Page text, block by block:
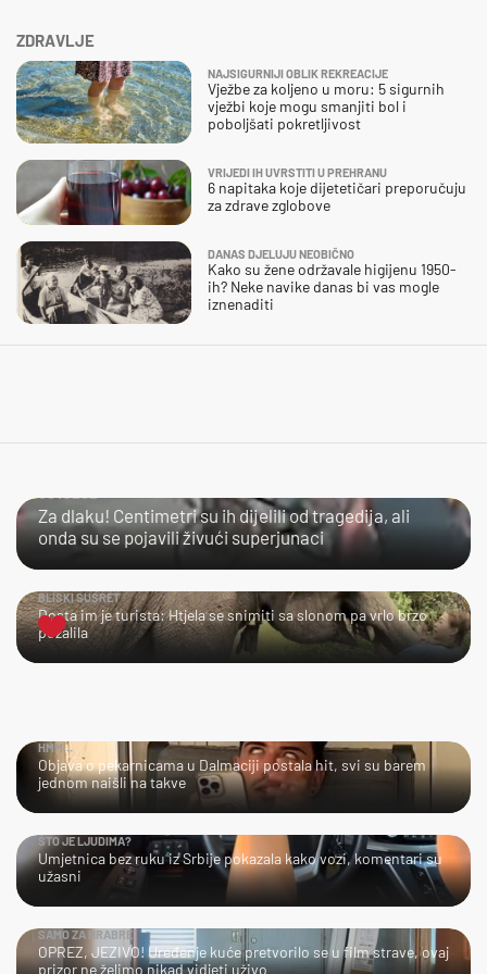
ZDRAVLJE
NAJSIGURNIJI OBLIK REKREACIJE
Vježbe za koljeno u moru: 5 sigurnih
vježbi koje mogu smanjiti bol i
poboljšati pokretljivost
VRIJEDI IH UVRSTITI U PREHRANU
6 napitaka koje dijetetičari preporučuju
za zdrave zglobove
DANAS DJELUJU NEOBIČNO
Kako su žene održavale higijenu 1950-
ih? Neke navike danas bi vas mogle
iznenaditi
ČOVJEČE…
Za dlaku! Centimetri su ih dijelili od tragedija, ali
onda su se pojavili živući superjunaci
BLISKI SUSRET
Dosta im je turista: Htjela se snimiti sa slonom pa vrlo brzo
požalila
HMM…
Objava o pekarnicama u Dalmaciji postala hit, svi su barem
jednom naišli na takve
ŠTO JE LJUDIMA?
Umjetnica bez ruku iz Srbije pokazala kako vozi, komentari su
užasni
SAMO ZA HRABRE
OPREZ, JEZIVO! Uređenje kuće pretvorilo se u film strave, ovaj